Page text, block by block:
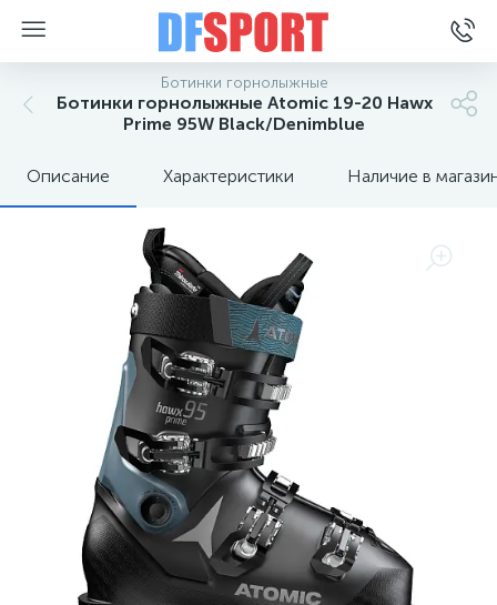
Ботинки горнолыжные
Ботинки горнолыжные Atomic 19-20 Hawx
Prime 95W Black/Denimblue
Описание Характеристики Наличие в